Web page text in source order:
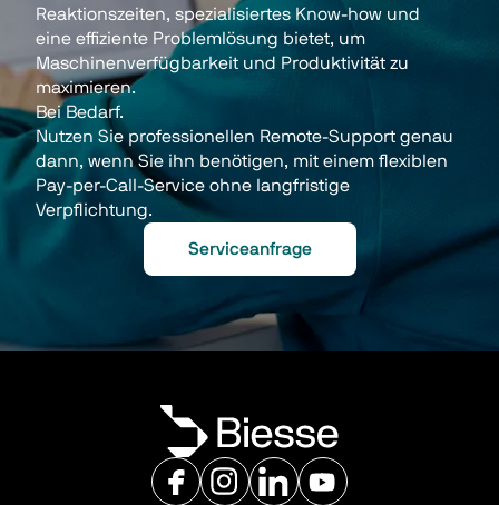
Reaktionszeiten, spezialisiertes Know-how und
eine effiziente Problemlösung bietet, um
Maschinenverfügbarkeit und Produktivität zu
maximieren.
Bei Bedarf.
Nutzen Sie professionellen Remote-Support genau
dann, wenn Sie ihn benötigen, mit einem flexiblen
Pay-per-Call-Service ohne langfristige
Verpflichtung.
Serviceanfrage